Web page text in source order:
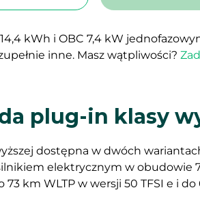
kWh i OBC 7,4 kW
inne. Masz wątpliwości?
plug-in klasy
dostępna w dwóch wariantach
elektrycznym w
km WLTP w wersji 50 TFSI e i do